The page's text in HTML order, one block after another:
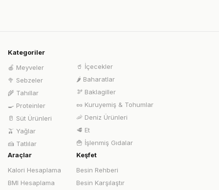
Kategoriler
🍎 Meyveler
🥦 Sebzeler
🌾 Tahıllar
🍳 Proteinler
🥛 Süt Ürünleri
🫒 Yağlar
🍰 Tatlılar
🥤 İçecekler
🌶️ Baharatlar
🫘 Baklagiller
🥜 Kuruyemiş & Tohumlar
🦐 Deniz Ürünleri
🥩 Et
🍟 İşlenmiş Gıdalar
Araçlar
Kalori Hesaplama
BMI Hesaplama
Keşfet
Besin Rehberi
Besin Karşılaştır